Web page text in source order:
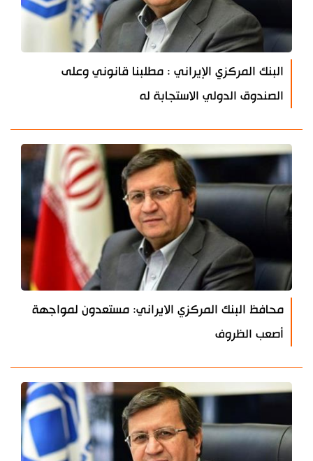
البنك المركزي الإيراني : مطلبنا قانوني وعلى
الصندوق الدولي الاستجابة له
محافظ البنك المركزي الايراني: مستعدون لمواجهة
أصعب الظروف